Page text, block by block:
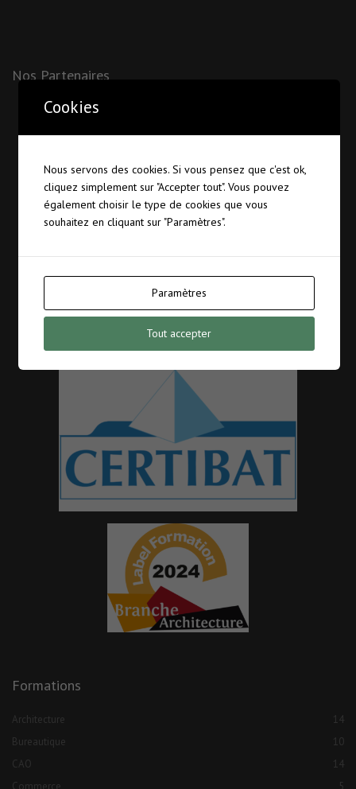
Nos Partenaires
Formations
Architecture
14
Bureautique
10
CAO
14
Commerce
5
Cookies
Nous servons des cookies. Si vous pensez que c'est ok,
cliquez simplement sur "Accepter tout". Vous pouvez
également choisir le type de cookies que vous
souhaitez en cliquant sur "Paramètres".
Paramètres
Tout accepter